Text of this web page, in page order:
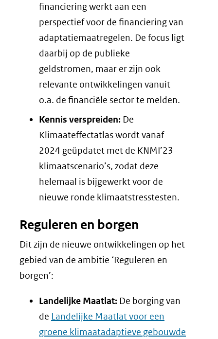
financiering werkt aan een
perspectief voor de financiering van
adaptatiemaatregelen. De focus ligt
daarbij op de publieke
geldstromen, maar er zijn ook
relevante ontwikkelingen vanuit
o.a. de financiële sector te melden.
Kennis verspreiden: De
Klimaateffectatlas wordt vanaf
2024 geüpdatet met de KNMI’23-
klimaatscenario’s, zodat deze
helemaal is bijgewerkt voor de
nieuwe ronde klimaatstresstesten.
Reguleren en borgen
Dit zijn de nieuwe ontwikkelingen op het
gebied van de ambitie ‘Reguleren en
borgen’:
Landelijke Maatlat: De borging van
de Landelijke Maatlat voor een
groene klimaatadaptieve gebouwde